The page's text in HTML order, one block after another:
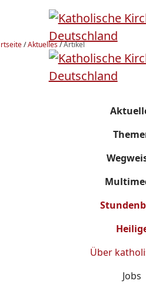
/Aktuelles/Artikel
Über
Jobs